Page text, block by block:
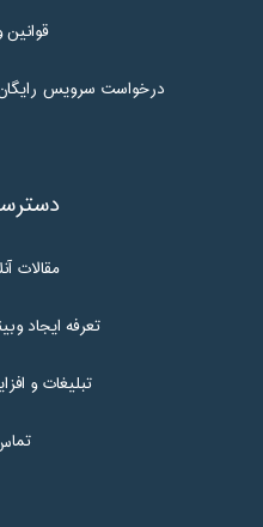
درخواست سرویس رایگان
مقالات
تعرفه ایجاد
تبلیغات و